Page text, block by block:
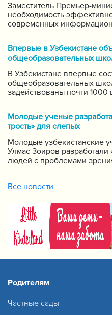
Заместитель Премьер-
необходимость
современных
систему для размещения в
самых ведущих учителей
Впервые в Узбекистане
общеобразовательных
В Узбекистане впервые
общеобразовательных
задействованы почти
за качеством
Республики Узбекистан.
Молодые ученые
трость» для слепых
Молодые узбекистанские
Улмас Зоиров разработали
людей с проблемами
Все новости
Родителям
Частные сады